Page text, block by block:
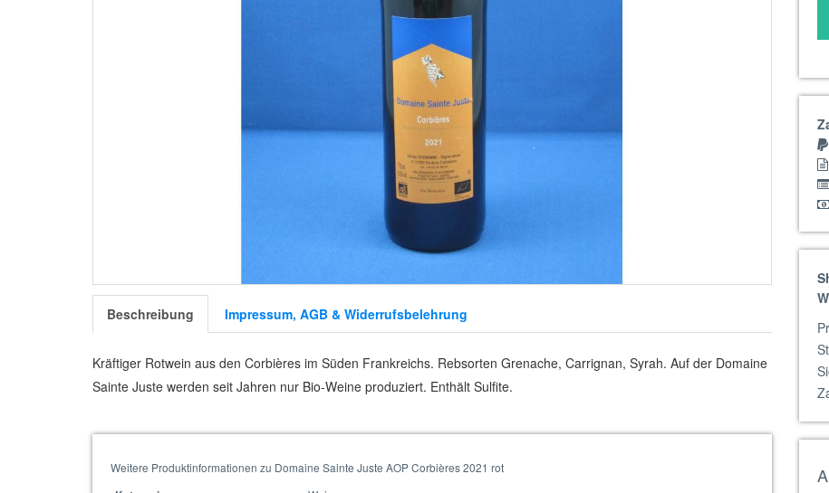
Beschreibung Impressum, AGB & Widerrufsbelehrung
Kräftiger Rotwein aus den Corbières im Süden Frankreichs. Rebsorten Grenache, Carrignan, Syrah. Auf der Domaine
Sainte Juste werden seit Jahren nur Bio-Weine produziert. Enthält Sulfite.
Weitere Produktinformationen zu Domaine Sainte Juste AOP Corbières 2021 rot